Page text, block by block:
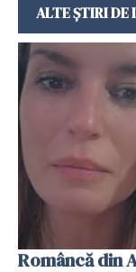
ALTE ȘTIRI DE
Româncă din